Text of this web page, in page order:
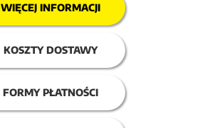
WIĘCEJ INFORMACJI
KOSZTY DOSTAWY
FORMY PŁATNOŚCI